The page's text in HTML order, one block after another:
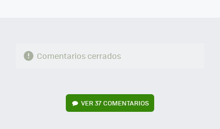
Comentarios cerrados
VER37 COMENTARIOS